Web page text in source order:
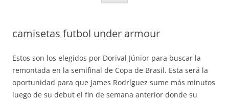
camisetas futbol under armour
Estos son los elegidos por Dorival Júnior para buscar la
remontada en la semifinal de Copa de Brasil. Esta será la
oportunidad para que James Rodríguez sume más minutos
luego de su debut el fin de semana anterior donde su